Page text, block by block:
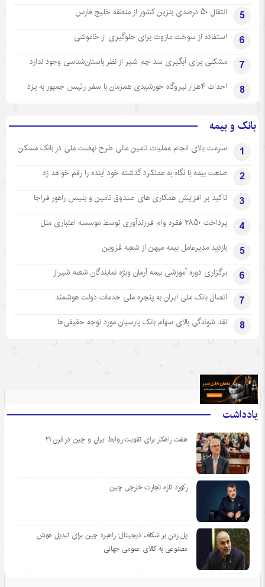
5 انتقال ۵۰ درصدی بنزین کشور از منطقه خلیج فارس
6 استفاده از سوخت مازوت برای جلوگیری از خاموشی
7 مشکلی برای آبگیری سد چم شیر از نظر باستان‌شناسی وجود ندارد
8 احداث ۴هزار نیروگاه خورشیدی همزمان با سفر رئیس جمهور به یزد
بانک و بیمه
1 سرعت بالای انجام عملیات تامین مالی طرح نهضت ملی در بانک مسکن
2 صنعت بیمه با نگاه به عملکرد گذشته خود آینده را رقم خواهد زد
3 تاکید بر افزایش همکاری های صندوق تامین و پلیس راهور فراجا
4 پرداخت ۲۸۵۰ فقره وام فرزندآوری توسط موسسه اعتباری ملل
5 بازدید مدیرعامل بیمه میهن از شعبه قزوین
6 برگزاری دوره آموزشی بیمه آرمان ویژه نمایندگان شعبه شیراز
7 اتصال بانک ملی ایران به پنجره ملی خدمات دولت هوشمند
8 نقد شوندگی بالای سهام بانک پارسیان مورد توجه حقیقی‌ها
یادداشت
هفت راهکار برای تقویت روابط ایران و چین در قرن ۲۱
رکورد تازه تجارت خارجی چین
پل زدن بر شکاف دیجیتال: راهبرد چین برای تبدیل هوش
مصنوعی به کالای عمومی جهانی
.